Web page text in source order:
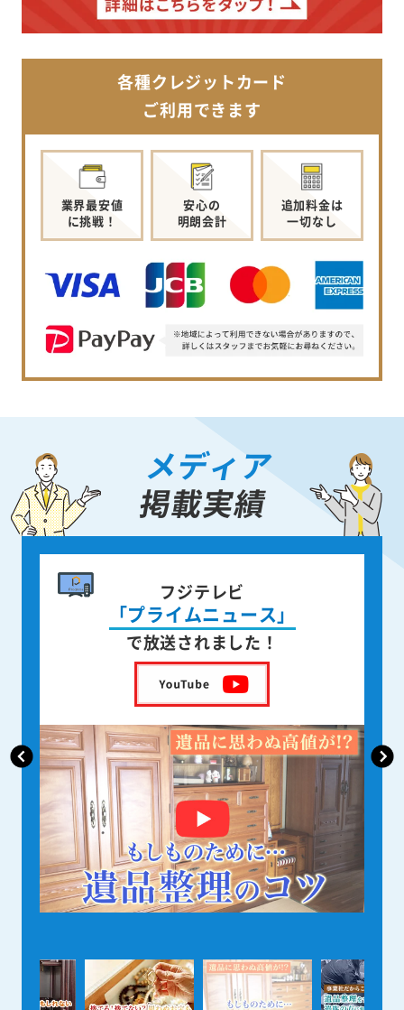
各種クレジットカード
ご利用できます
業界最安値
に挑戦！
安心の
明朗会計
追加料金は
一切なし
メディア
掲載実績
書籍出版
身近な人が
亡くなった後の遺品整理
を出版しました！